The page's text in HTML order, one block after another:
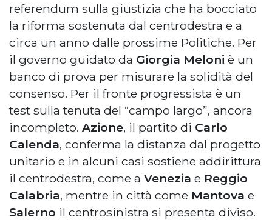
referendum sulla giustizia che ha bocciato
la riforma sostenuta dal centrodestra e a
circa un anno dalle prossime Politiche. Per
il governo guidato da Giorgia Meloni è un
banco di prova per misurare la solidità del
consenso. Per il fronte progressista è un
test sulla tenuta del “campo largo”, ancora
incompleto. Azione, il partito di Carlo
Calenda, conferma la distanza dal progetto
unitario e in alcuni casi sostiene addirittura
il centrodestra, come a Venezia e Reggio
Calabria, mentre in città come Mantova e
Salerno il centrosinistra si presenta diviso.